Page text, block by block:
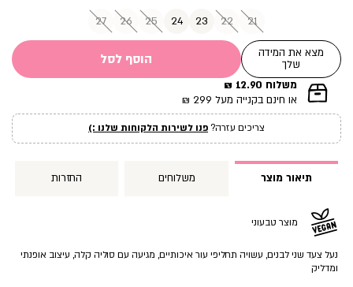
21
22
23
24
25
26
27
מצא את המידה
שלך
הוסף לסל
|
תומך
עמוד
מוצר
משלוח 12.90 ₪
או חינם בקנייה מעל 299 ₪
צריכים עזרה?פנו לשירות הלקוחות שלנו :)
תיאור מוצר משלוחים החזרות
מוצר טבעוני
נעל צעד שני לבנים, עשויה תחליפי עור איכותיים, מגיעה עם סוליה קלה, עיצוב אופנתי
ומדליק